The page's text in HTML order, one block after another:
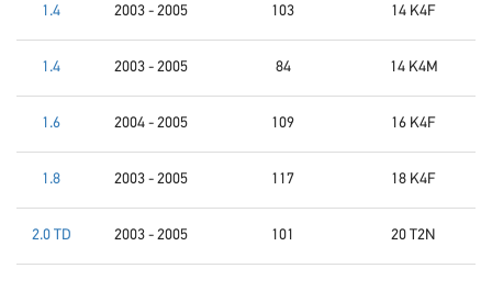
1.4 2003 - 2005 103 14 K4F
1.4 2003 - 2005 84 14 K4M
1.6 2004 - 2005 109 16 K4F
1.8 2003 - 2005 117 18 K4F
2.0 TD 2003 - 2005 101 20 T2N